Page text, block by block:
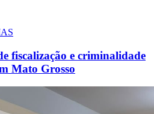
fiscalização e criminalidade
Mato Grosso